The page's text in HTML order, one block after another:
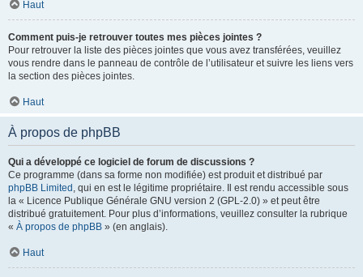
Haut
Comment puis-je retrouver toutes mes pièces jointes ?
Pour retrouver la liste des pièces jointes que vous avez transférées, veuillez
vous rendre dans le panneau de contrôle de l’utilisateur et suivre les liens vers
la section des pièces jointes.
Haut
À propos de phpBB
Qui a développé ce logiciel de forum de discussions ?
Ce programme (dans sa forme non modifiée) est produit et distribué par
phpBB Limited , qui en est le légitime propriétaire. Il est rendu accessible sous
la « Licence Publique Générale GNU version 2 (GPL-2.0) » et peut être
distribué gratuitement. Pour plus d’informations, veuillez consulter la rubrique
« À propos de phpBB » (en anglais).
Haut